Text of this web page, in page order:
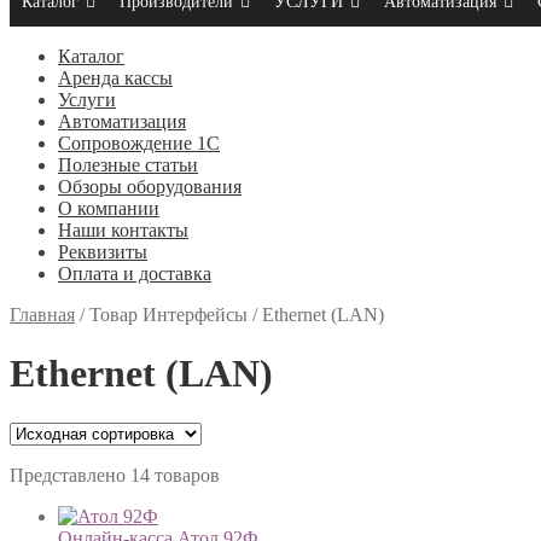
Каталог
Аренда кассы
Услуги
Автоматизация
Сопровождение 1С
Полезные статьи
Обзоры оборудования
О компании
Наши контакты
Реквизиты
Оплата и доставка
Главная /Товар Интерфейсы /Ethernet (LAN)
Ethernet (LAN)
Представлено 14 товаров